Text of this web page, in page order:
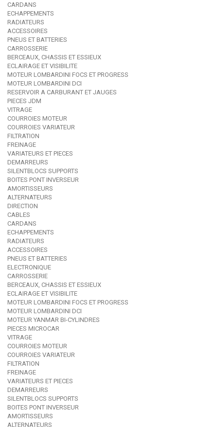
CARDANS
ECHAPPEMENTS
RADIATEURS
ACCESSOIRES
PNEUS ET BATTERIES
CARROSSERIE
BERCEAUX, CHASSIS ET ESSIEUX
ECLAIRAGE ET VISIBILITE
MOTEUR LOMBARDINI FOCS ET PROGRESS
MOTEUR LOMBARDINI DCI
RESERVOIR A CARBURANT ET JAUGES
PIECES JDM
VITRAGE
COURROIES MOTEUR
COURROIES VARIATEUR
FILTRATION
FREINAGE
VARIATEURS ET PIECES
DEMARREURS
SILENTBLOCS SUPPORTS
BOITES PONT INVERSEUR
AMORTISSEURS
ALTERNATEURS
DIRECTION
CABLES
CARDANS
ECHAPPEMENTS
RADIATEURS
ACCESSOIRES
PNEUS ET BATTERIES
ELECTRONIQUE
CARROSSERIE
BERCEAUX, CHASSIS ET ESSIEUX
ECLAIRAGE ET VISIBILITE
MOTEUR LOMBARDINI FOCS ET PROGRESS
MOTEUR LOMBARDINI DCI
MOTEUR YANMAR BI-CYLINDRES
PIECES MICROCAR
VITRAGE
COURROIES MOTEUR
COURROIES VARIATEUR
FILTRATION
FREINAGE
VARIATEURS ET PIECES
DEMARREURS
SILENTBLOCS SUPPORTS
BOITES PONT INVERSEUR
AMORTISSEURS
ALTERNATEURS